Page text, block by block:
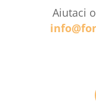
Aiutaci